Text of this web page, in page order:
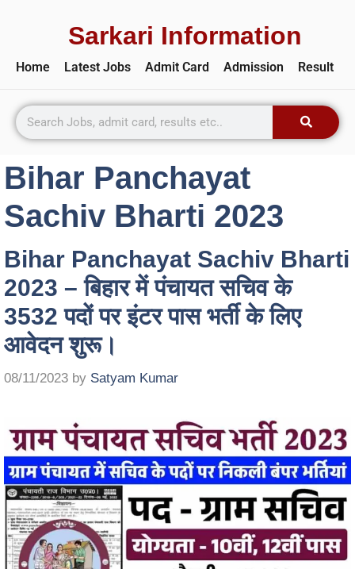
Sarkari Information
Home Latest Jobs Admit Card Admission Result
Bihar Panchayat
Sachiv Bharti 2023
Bihar Panchayat Sachiv Bharti
2023 – बिहार में पंचायत सचिव के
3532 पदों पर इंटर पास भर्ती के लिए
आवेदन शुरू।
08/11/2023 by Satyam Kumar